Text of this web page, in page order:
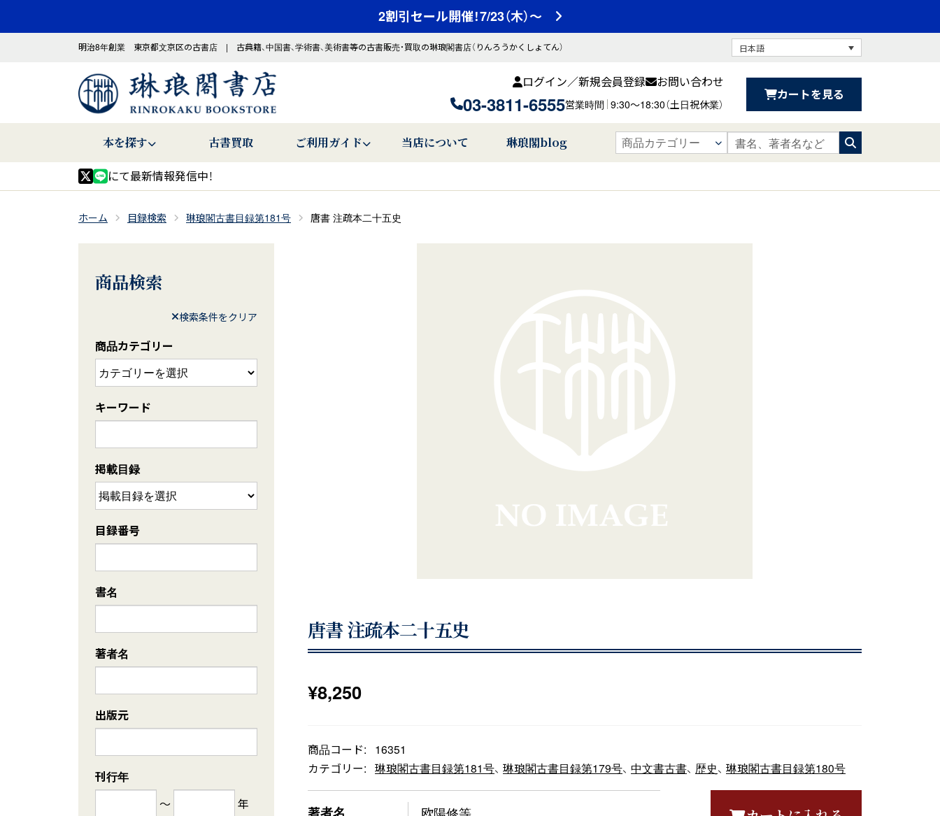
2割引セール開催！7/23（木）～
明治8年創業 東京都文京区の古書店 | 古典籍、中国書、学術書、美術書等の古書販売・買取の琳琅閣書店（りんろうかくしょてん） 日本語
ログイン／新規会員登録 お問い合わせ
03-3811-6555営業時間 9:30〜18:30（土日祝休業）
カートを見る
本を探す 古書買取 ご利用ガイド 当店について 琳琅閣blog
にて最新情報発信中！
ホーム 目録検索 琳琅閣古書目録第181号 唐書 注疏本二十五史
唐書 注疏本二十五史
¥8,250
商品コード:
16351
カテゴリー: 琳琅閣古書目録第181号、 琳琅閣古書目録第179号、 中文書古書、 歴史、 琳琅閣古書目録第180号
商品検索
検索条件をクリア
商品カテゴリー
キーワード
掲載目録
目録番号
書名
著者名
出版元
刊行年
～
年